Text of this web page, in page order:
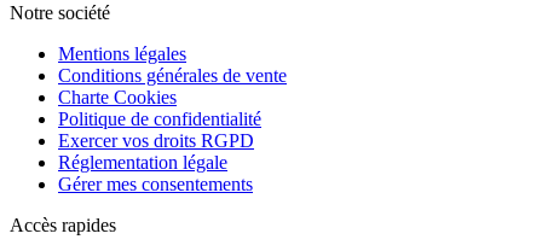
Notre société
Mentions légales
Conditions générales de vente
Charte Cookies
Politique de confidentialité
Exercer vos droits RGPD
Réglementation légale
Gérer mes consentements
Accès rapides